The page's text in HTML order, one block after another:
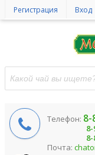
Регистрация Вход
Телефон: 8-
Почта: